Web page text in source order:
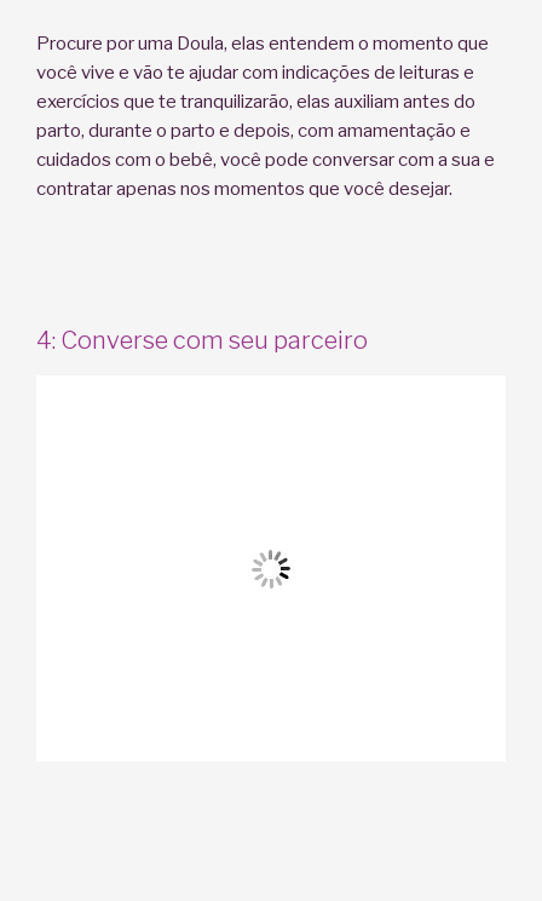
Procure por uma Doula, elas entendem o momento que
você vive e vão te ajudar com indicações de leituras e
exercícios que te tranquilizarão, elas auxiliam antes do
parto, durante o parto e depois, com amamentação e
cuidados com o bebê, você pode conversar com a sua e
contratar apenas nos momentos que você desejar.
4: Converse com seu parceiro